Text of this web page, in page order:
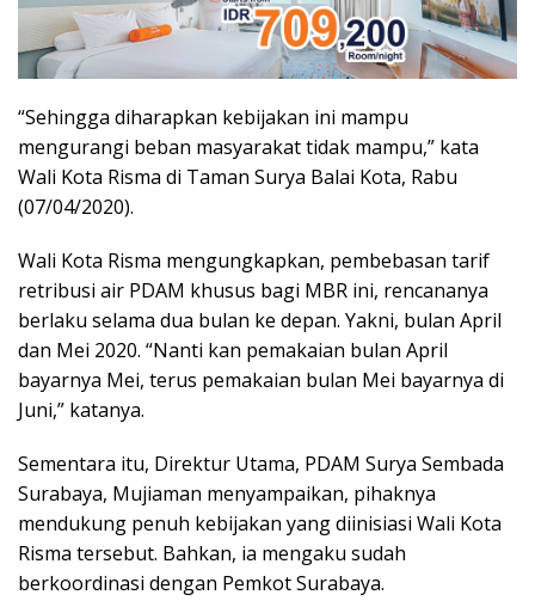
“Sehingga diharapkan kebijakan ini mampu
mengurangi beban masyarakat tidak mampu,” kata
Wali Kota Risma di Taman Surya Balai Kota, Rabu
(07/04/2020).
Wali Kota Risma mengungkapkan, pembebasan tarif
retribusi air PDAM khusus bagi MBR ini, rencananya
berlaku selama dua bulan ke depan. Yakni, bulan April
dan Mei 2020. “Nanti kan pemakaian bulan April
bayarnya Mei, terus pemakaian bulan Mei bayarnya di
Juni,” katanya.
Sementara itu, Direktur Utama, PDAM Surya Sembada
Surabaya, Mujiaman menyampaikan, pihaknya
mendukung penuh kebijakan yang diinisiasi Wali Kota
Risma tersebut. Bahkan, ia mengaku sudah
berkoordinasi dengan Pemkot Surabaya.